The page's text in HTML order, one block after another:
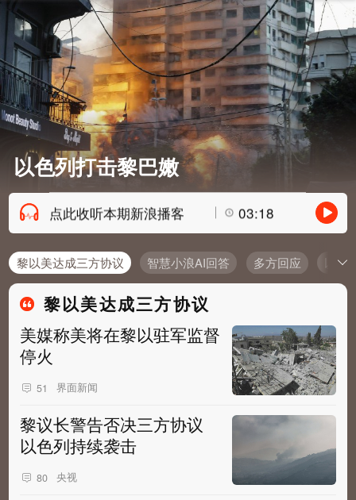
以色列打击黎巴嫩
点此收听本期新浪播客 03:18
黎以美达成三方协议 智慧小浪AI回答 多方回应 以“
黎以美达成三方协议
美媒称美将在黎以驻军监督
停火
51 界面新闻
黎议长警告否决三方协议
以色列持续袭击
80 央视